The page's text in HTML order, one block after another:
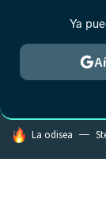
MENÚ
HOY SE HABLA
La odisea
Ya